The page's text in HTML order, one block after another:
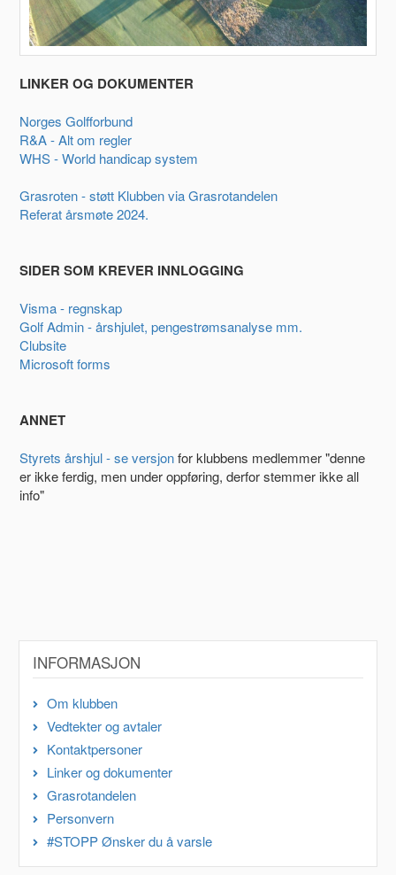
LINKER OG DOKUMENTER
Norges Golfforbund
R&A - Alt om regler
WHS - World handicap system
Grasroten - støtt Klubben via Grasrotandelen
Referat årsmøte 2024.
SIDER SOM KREVER INNLOGGING
Visma - regnskap
Golf Admin - årshjulet, pengestrømsanalyse mm.
Clubsite
Microsoft forms
ANNET
Styrets årshjul - se versjonfor klubbens medlemmer "denne
er ikke ferdig, men under oppføring, derfor stemmer ikke all
info"
INFORMASJON
Om klubben
Vedtekter og avtaler
Kontaktpersoner
Linker og dokumenter
Grasrotandelen
Personvern
#STOPP Ønsker du å varsle